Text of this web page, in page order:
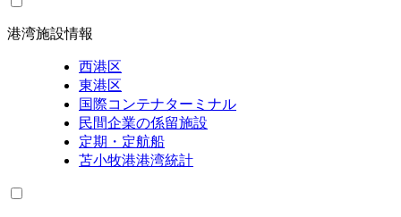
港湾施設情報
西港区
東港区
国際コンテナターミナル
民間企業の係留施設
定期・定航船
苫小牧港港湾統計